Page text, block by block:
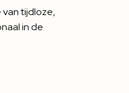
tijdloze,
in de